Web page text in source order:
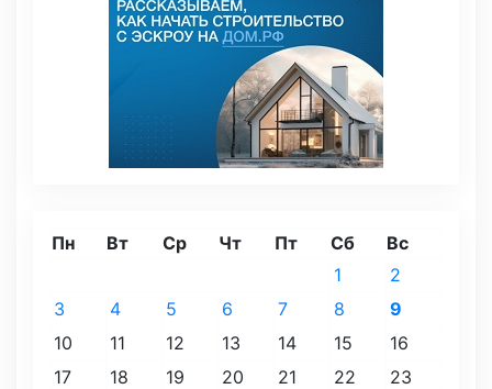
Пн Вт Ср Чт Пт Сб Вс
1
2
3
4 5 6 7 8
9
10
11 12 13 14 15
16
17
18 19 20 21 22
23